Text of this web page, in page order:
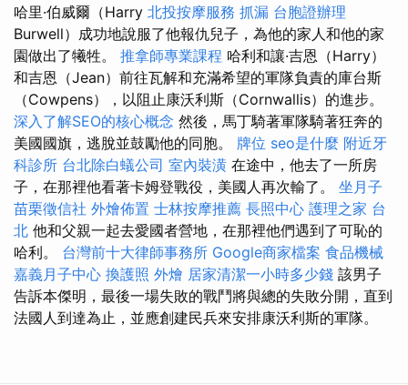
哈里·伯威爾（Harry 北投按摩服務 抓漏 台胞證辦理
Burwell）成功地說服了他報仇兒子，為他的家人和他的家
園做出了犧牲。 推拿師專業課程 哈利和讓·吉恩（Harry）
和吉恩（Jean）前往瓦解和充滿希望的軍隊負責的庫台斯
（Cowpens），以阻止康沃利斯（Cornwallis）的進步。
深入了解SEO的核心概念 然後，馬丁騎著軍隊騎著狂奔的
美國國旗，逃脫並鼓勵他的同胞。 牌位 seo是什麼 附近牙
科診所 台北除白蟻公司 室內裝潢 在途中，他去了一所房
子，在那裡他看著卡姆登戰役，美國人再次輸了。 坐月子
苗栗徵信社 外燴佈置 士林按摩推薦 長照中心 護理之家 台
北 他和父親一起去愛國者營地，在那裡他們遇到了可恥的
哈利。 台灣前十大律師事務所 Google商家檔案 食品機械
嘉義月子中心 換護照 外燴 居家清潔一小時多少錢 該男子
告訴本傑明，最後一場失敗的戰鬥將與總的失敗分開，直到
法國人到達為止，並應創建民兵來安排康沃利斯的軍隊。